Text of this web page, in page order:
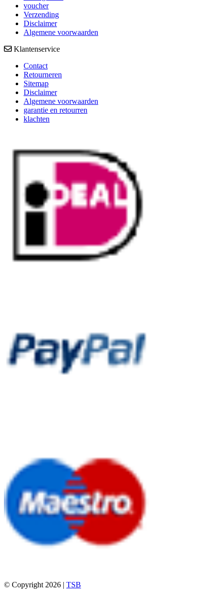
voucher
Verzending
Disclaimer
Algemene voorwaarden
Klantenservice
Contact
Retourneren
Sitemap
Disclaimer
Algemene voorwaarden
garantie en retourren
klachten
© Copyright 2026 | TSB